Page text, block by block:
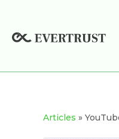
innehåll
Articles »